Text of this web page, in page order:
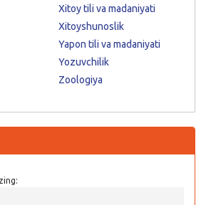
Xitoy tili va madaniyati
Xitoyshunoslik
Yapon tili va madaniyati
Yozuvchilik
Zoologiya